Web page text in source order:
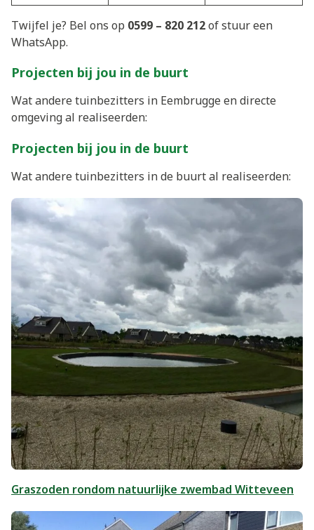
Twijfel je? Bel ons op 0599 – 820 212of stuur een
WhatsApp.
Projecten bij jou in de buurt
Wat andere tuinbezitters in Eembrugge en directe
omgeving al realiseerden:
Projecten bij jou in de buurt
Wat andere tuinbezitters in de buurt al realiseerden:
Graszoden rondom natuurlijke zwembad Witteveen